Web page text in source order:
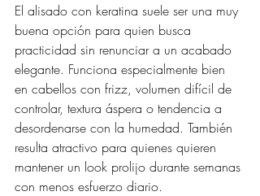
El alisado con keratina suele ser una muy
buena opción para quien busca
practicidad sin renunciar a un acabado
elegante. Funciona especialmente bien
en cabellos con frizz, volumen difícil de
controlar, textura áspera o tendencia a
desordenarse con la humedad. También
resulta atractivo para quienes quieren
mantener un look prolijo durante semanas
con menos esfuerzo diario.